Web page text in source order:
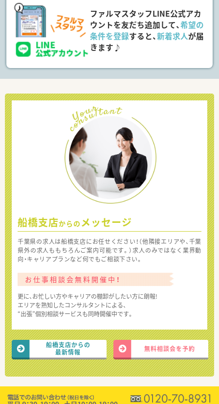
ファルマスタッフLINE公式アカ
ウントを友だち追加して、希望の
条件を登録すると、新着求人が届
きます♪
船橋支店からの メッセージ
千葉県の求人は船橋支店にお任せください！（他隣接エリアや、千葉
県外の求人ももちろんご案内可能です。）求人のみではなく業界動
向・キャリアプランなど何でもご相談下さい。
お仕事相談会無料開催中！
更に、お忙しい方やキャリアの棚卸がしたい方に朗報!
エリアを熟知したコンサルタントによる、
“出張”個別相談サービスも同時開催中です。
船橋支店からの
最新情報
無料相談会を予約